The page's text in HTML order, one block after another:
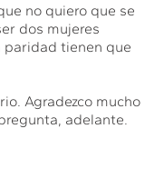
no quiero que se
dos mujeres
paridad tienen que
Agradezco mucho
adelante.